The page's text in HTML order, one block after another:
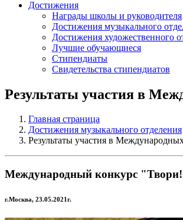
Достижения
Награды школы и руководителя
Достижения музыкального
Достижения художественного
Лучшие обучающиеся
Стипендиаты
Свидетельства стипендиатов
Результаты участия в
Главная страница
Достижения музыкального отделения
Результаты участия в
Международный конкурс
г.Москва, 23.05.2021г.